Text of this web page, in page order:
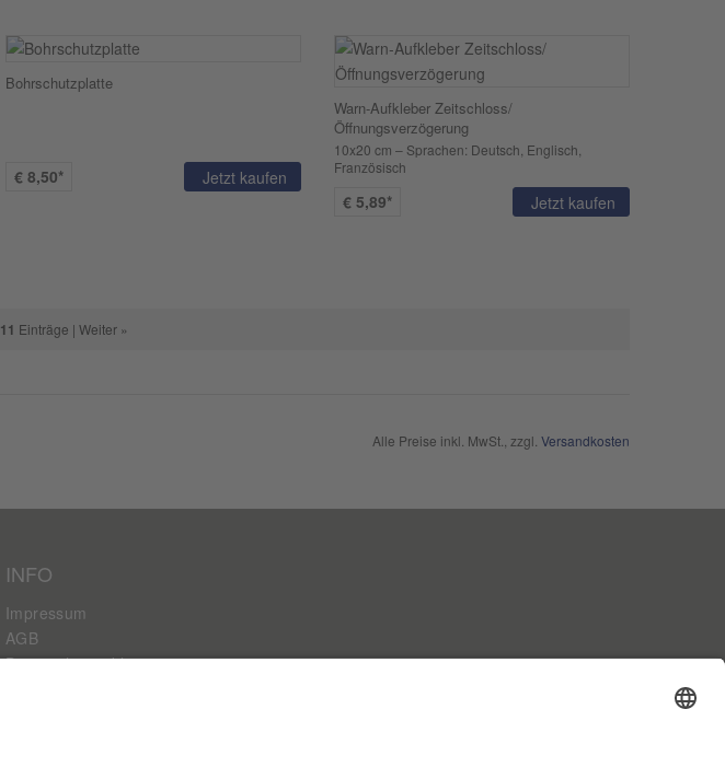
Bohrschutzplatte
€ 8,50* Jetzt kaufen
Warn-Aufkleber Zeitschloss/
Öffnungsverzögerung
10x20 cm – Sprachen: Deutsch, Englisch,
Französisch
€ 5,89* Jetzt kaufen
11 Einträge | Weiter »
Alle Preise inkl. MwSt., zzgl. Versandkosten
INFO
Impressum
AGB
Datenschutzerklärung